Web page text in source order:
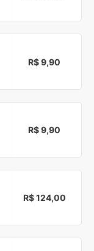
R$ 9,90
R$ 9,90
R$ 124,00